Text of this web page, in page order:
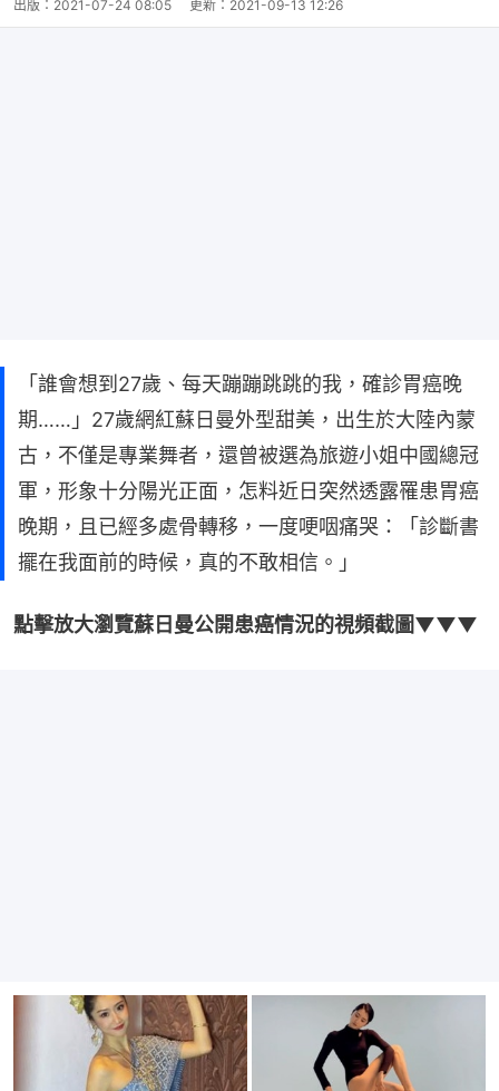
出版： 2021-07-24 08:05 更新： 2021-09-13 12:26
「誰會想到27歲、每天蹦蹦跳跳的我，確診胃癌晚
期……」27歲網紅蘇日曼外型甜美，出生於大陸內蒙
古，不僅是專業舞者，還曾被選為旅遊小姐中國總冠
軍，形象十分陽光正面，怎料近日突然透露罹患胃癌
晚期，且已經多處骨轉移，一度哽咽痛哭：「診斷書
擺在我面前的時候，真的不敢相信。」
點擊放大瀏覽蘇日曼公開患癌情況的視頻截圖▼▼▼